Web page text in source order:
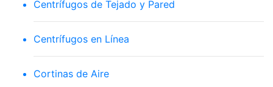
Centrífugos de Tejado y Pared
Centrífugos en Línea
Cortinas de Aire